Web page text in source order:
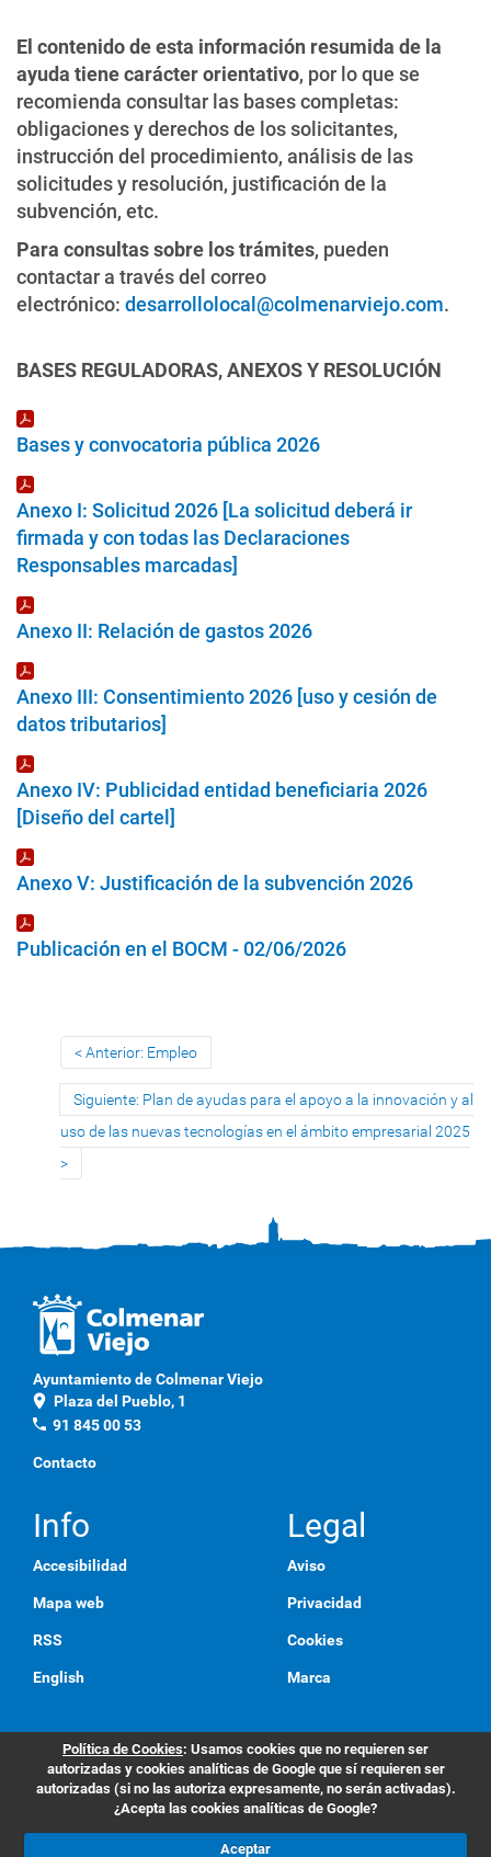
El contenido de esta información resumida de la
ayuda tiene carácter orientativo, por lo que se
recomienda consultar las bases completas:
obligaciones y derechos de los solicitantes,
instrucción del procedimiento, análisis de las
solicitudes y resolución, justificación de la
subvención, etc.
Para consultas sobre los trámites, pueden
contactar a través del correo
electrónico: desarrollolocal@colmenarviejo.com.
BASES REGULADORAS, ANEXOS Y RESOLUCIÓN
Bases y convocatoria pública 2026
Anexo I: Solicitud 2026 [La solicitud deberá ir
firmada y con todas las Declaraciones
Responsables marcadas]
Anexo II: Relación de gastos 2026
Anexo III: Consentimiento 2026 [uso y cesión de
datos tributarios]
Anexo IV: Publicidad entidad beneficiaria 2026
[Diseño del cartel]
Anexo V: Justificación de la subvención 2026
Publicación en el BOCM - 02/06/2026
Anterior: Empleo
Siguiente: Plan de ayudas para el apoyo a la innovación y al
uso de las nuevas tecnologías en el ámbito empresarial 2025
Ayuntamiento de Colmenar Viejo
location_on Plaza del Pueblo, 1
phone 91 845 00 53
Contacto
Info
Accesibilidad
Mapa web
RSS
English
Legal
Aviso
Privacidad
Cookies
Marca
Política de Cookies: Usamos cookies que no requieren ser
autorizadas y cookies analíticas de Google que sí requieren ser
autorizadas (si no las autoriza expresamente, no serán activadas).
¿Acepta las cookies analíticas de Google?
Aceptar